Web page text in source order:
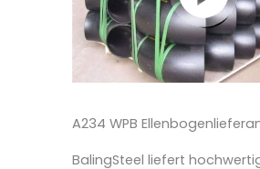
A234 WPB
BalingSteel liefert